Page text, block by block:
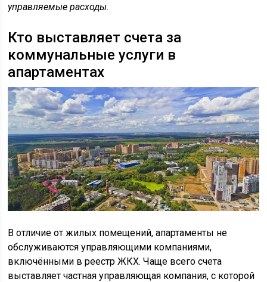
управляемые расходы.
Кто выставляет счета за
коммунальные услуги в
апартаментах
В отличие от жилых помещений, апартаменты не
обслуживаются управляющими компаниями,
включёнными в реестр ЖКХ. Чаще всего счета
выставляет частная управляющая компания, с которой